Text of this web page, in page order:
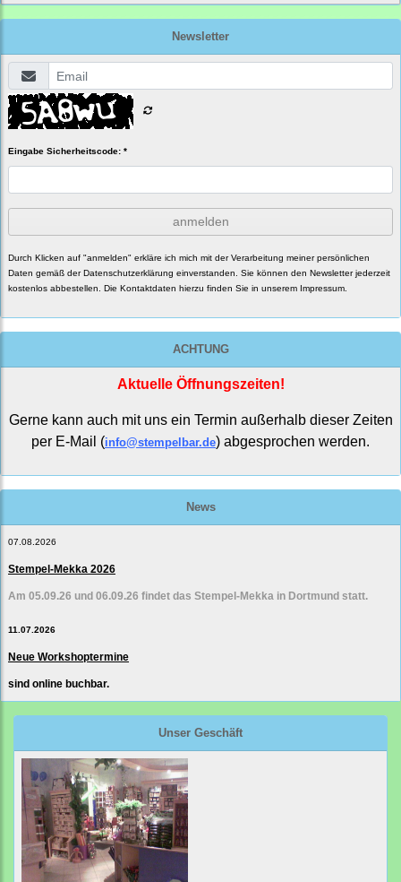
Newsletter
Eingabe Sicherheitscode: *
anmelden
Durch Klicken auf "anmelden" erkläre ich mich mit der Verarbeitung meiner persönlichen
Daten gemäß der Datenschutzerklärung einverstanden. Sie können den Newsletter jederzeit
kostenlos abbestellen. Die Kontaktdaten hierzu finden Sie in unserem Impressum.
ACHTUNG
Aktuelle Öffnungszeiten!
Gerne kann auch mit uns ein Termin außerhalb dieser Zeiten
per E-Mail (info@stempelbar.de) abgesprochen werden.
News
07.08.2026
Stempel-Mekka 2026
Am 05.09.26 und 06.09.26 findet das Stempel-Mekka in Dortmund statt.
11.07.2026
Neue Workshoptermine
sind online buchbar.
Unser Geschäft